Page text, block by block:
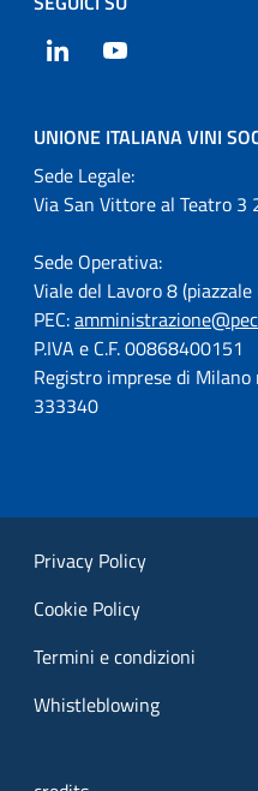
LinkedIn
UNIONE ITALIANA VINI
Sede Legale:
Via San Vittore al Teatro 3
Sede Operativa:
Viale del Lavoro 8
PEC:
P.IVA e C.F. 00868400151
Registro imprese di
333340
Privacy Policy
Cookie Policy
Termini e condizioni
Whistleblowing